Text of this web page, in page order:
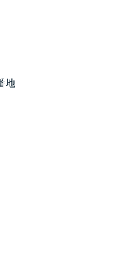
地